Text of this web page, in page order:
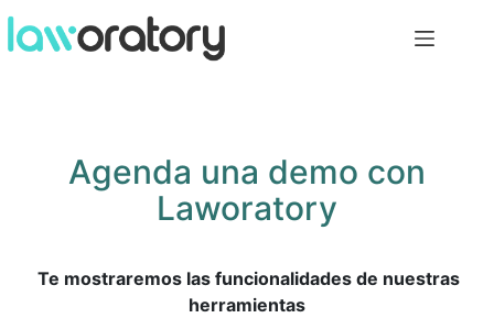
Agenda una demo con
Laworatory
Te mostraremos las funcionalidades de nuestras
herramientas